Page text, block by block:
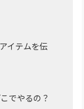
イテムを伝
でやるの？